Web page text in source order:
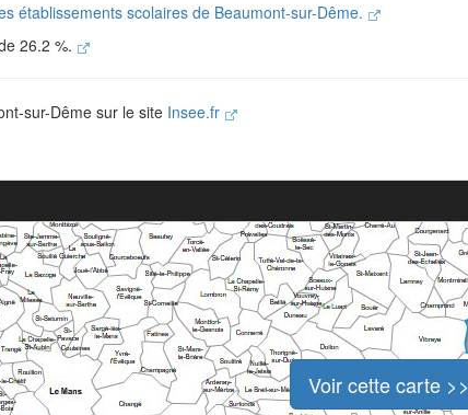
établissements scolaires de Beaumont-sur-Dême.
26.2 %.
sur-Dême sur le site Insee.fr
Voir cette carte >>